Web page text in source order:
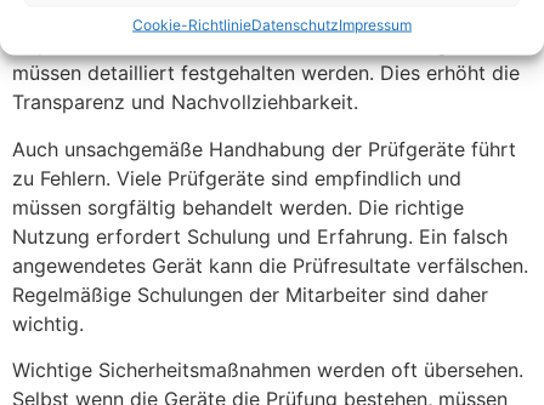
Cookie-RichtlinieDatenschutzImpressum
Geräte. Fehlende Dokumentation kann bei Audits oder
müssen detailliert festgehalten werden. Dies erhöht die
Transparenz und Nachvollziehbarkeit.
Auch unsachgemäße Handhabung der Prüfgeräte führt
zu Fehlern. Viele Prüfgeräte sind empfindlich und
müssen sorgfältig behandelt werden. Die richtige
Nutzung erfordert Schulung und Erfahrung. Ein falsch
angewendetes Gerät kann die Prüfresultate verfälschen.
Regelmäßige Schulungen der Mitarbeiter sind daher
wichtig.
Wichtige Sicherheitsmaßnahmen werden oft übersehen.
Selbst wenn die Geräte die Prüfung bestehen, müssen